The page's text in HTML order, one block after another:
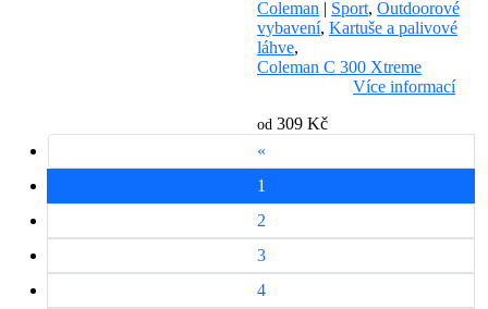
Coleman | Sport, Outdoorové
vybavení, Kartuše a palivové
láhve,
Coleman C 300 Xtreme
Více informací
od 309 Kč
«
1
2
3
4